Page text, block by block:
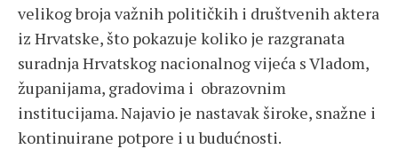
velikog broja važnih političkih i društvenih aktera
iz Hrvatske, što pokazuje koliko je razgranata
suradnja Hrvatskog nacionalnog vijeća s Vladom,
županijama, gradovima i obrazovnim
institucijama. Najavio je nastavak široke, snažne i
kontinuirane potpore i u budućnosti.